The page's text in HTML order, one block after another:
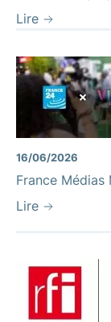
Lire
16/06/2026
France
Lire